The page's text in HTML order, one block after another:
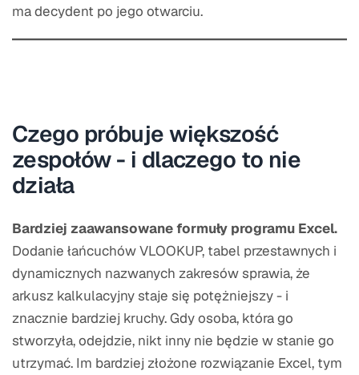
ma decydent po jego otwarciu.
Czego próbuje większość
zespołów - i dlaczego to nie
działa
Bardziej zaawansowane formuły programu Excel.
Dodanie łańcuchów VLOOKUP, tabel przestawnych i
dynamicznych nazwanych zakresów sprawia, że
arkusz kalkulacyjny staje się potężniejszy - i
znacznie bardziej kruchy. Gdy osoba, która go
stworzyła, odejdzie, nikt inny nie będzie w stanie go
utrzymać. Im bardziej złożone rozwiązanie Excel, tym